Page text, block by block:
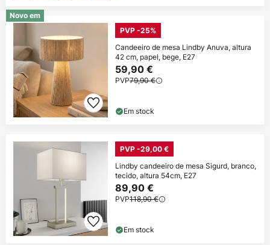
Novo em
PVP -25%
Candeeiro de mesa Lindby Anuva, altura
42 cm, papel, bege, E27
59,90 €
PVP79,90 €
Em stock
PVP -29,00 €
Lindby candeeiro de mesa Sigurd, branco,
tecido, altura 54cm, E27
89,90 €
PVP118,90 €
Em stock